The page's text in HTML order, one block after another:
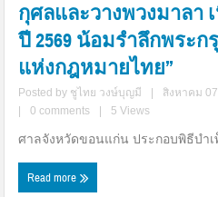
กุศลและวางพวงมาลา
ปี 2569 น้อมรำลึกพระ
แห่งกฎหมายไทย”
Posted by ชูไทย วงษ์บุญมี | สิงหาคม
|
0 comments | 5 Views
ศาลจังหวัดขอนแก่น ประกอบพิธีบำเ
Read more